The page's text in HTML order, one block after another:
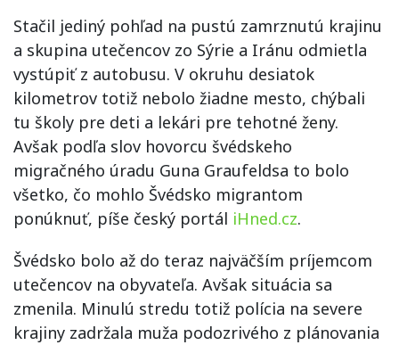
Stačil jediný pohľad na pustú zamrznutú krajinu
a skupina utečencov zo Sýrie a Iránu odmietla
vystúpiť z autobusu. V okruhu desiatok
kilometrov totiž nebolo žiadne mesto, chýbali
tu školy pre deti a lekári pre tehotné ženy.
Avšak podľa slov hovorcu švédskeho
migračného úradu Guna Graufeldsa to bolo
všetko, čo mohlo Švédsko migrantom
ponúknuť, píše český portál iHned.cz.
Švédsko bolo až do teraz najväčším príjemcom
utečencov na obyvateľa. Avšak situácia sa
zmenila. Minulú stredu totiž polícia na severe
krajiny zadržala muža podozrivého z plánovania